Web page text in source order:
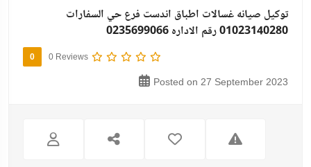
توكيل صيانه غسالات اطباق اندست فرع حي السفارات
01023140280 رقم الاداره 0235699066
0 0 Reviews
Posted on 27 September 2023